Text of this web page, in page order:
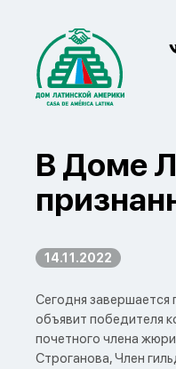
В Доме
14.11.2022
Сегодня
объявит победителя
почетного члена
Строганова, Член